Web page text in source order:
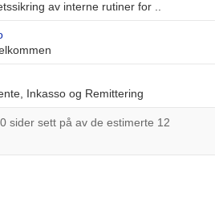
av interne rutiner for ..
Inkasso og Remittering
sider sett på av de estimerte 12